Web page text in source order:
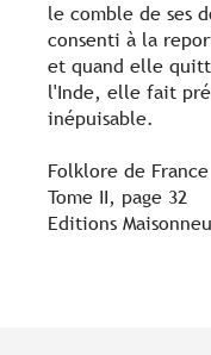
le comble de ses
consenti à la
et quand elle
l'Inde, elle fait
inépuisable.
Folklore de France
Tome II, page 32
Editions